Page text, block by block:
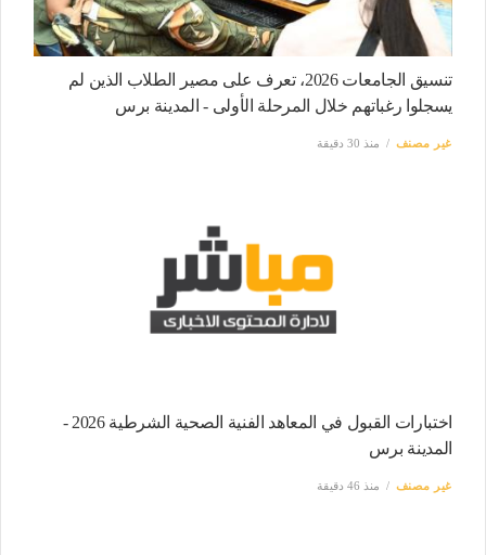
تنسيق الجامعات 2026، تعرف على مصير الطلاب الذين لم
يسجلوا رغباتهم خلال المرحلة الأولى - المدينة برس
غير مصنف منذ 30 دقيقة
اختبارات القبول في المعاهد الفنية الصحية الشرطية 2026 -
المدينة برس
غير مصنف منذ 46 دقيقة